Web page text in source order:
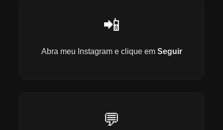
📲
Abra meu Instagram e clique em Seguir
💬